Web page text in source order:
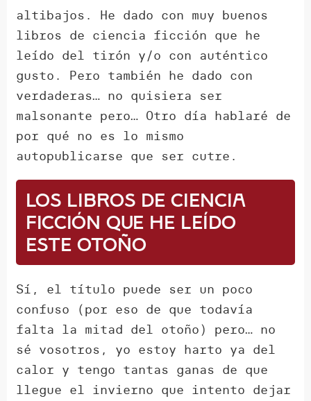
altibajos. He dado con muy buenos
libros de ciencia ficción que he
leído del tirón y/o con auténtico
gusto. Pero también he dado con
verdaderas… no quisiera ser
malsonante pero… Otro día hablaré de
por qué no es lo mismo
autopublicarse que ser cutre.
Los libros de ciencia
ficción que he leído
este otoño
Sí, el título puede ser un poco
confuso (por eso de que todavía
falta la mitad del otoño) pero… no
sé vosotros, yo estoy harto ya del
calor y tengo tantas ganas de que
llegue el invierno que intento dejar